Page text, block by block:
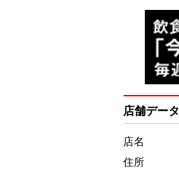
店舗データ
店名
住所